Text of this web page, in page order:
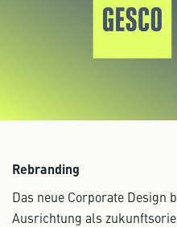
Rebranding
Das neue Corporate Design
Ausrichtung als